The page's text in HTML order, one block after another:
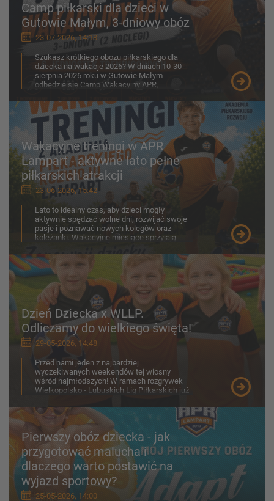
Camp piłkarski dla dzieci w
Gutowie Małym, 3-dniowy obóz
23-07-2026, 14:18
Szukasz krótkiego obozu piłkarskiego dla
dziecka na wakacje 2026? W dniach 10-30
sierpnia 2026 roku w Gutowie Małym
odbędzie się Camp Wakacyjny APR,
Wakacyjne treningi w APR
Lampart - aktywne lato pełne
piłkarskich atrakcji
23-06-2026, 15:42
Lato to idealny czas, aby dzieci mogły
aktywnie spędzać wolne dni, rozwijać swoje
pasje i poznawać nowych kolegów oraz
koleżanki. Wakacyjne miesiące sprzyjają
Dzień Dziecka x WLLP.
Odliczamy do wielkiego święta!
29-05-2026, 14:48
Przed nami jeden z najbardziej
wyczekiwanych weekendów tej wiosny
wśród najmłodszych! W ramach rozgrywek
Wielkopolsko - Lubuskich Lig Piłkarskich już
Pierwszy obóz dziecka - jak
przygotować malucha i
dlaczego warto postawić na
wyjazd sportowy?
25-05-2026, 14:00